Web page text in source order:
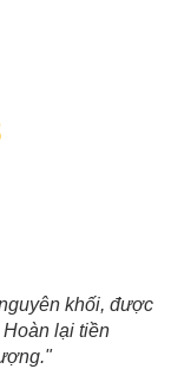
khối, được
lại tiền